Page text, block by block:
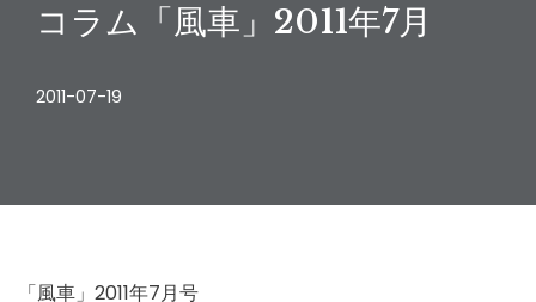
ッ
コラム「風車」2011年7月
2011-07-19
「風車」2011年7月号